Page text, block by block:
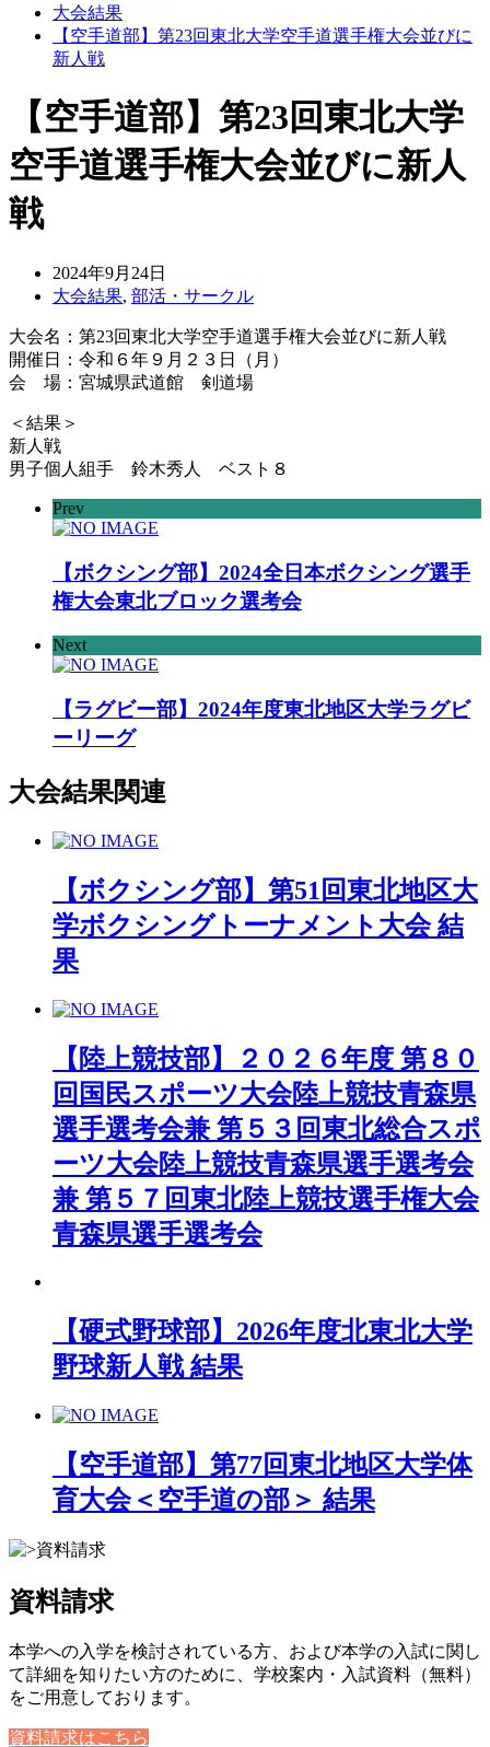
大会結果
【空手道部】第23回東北大学空手道選手権大会並びに
新人戦
【空手道部】第23回東北大学
空手道選手権大会並びに新人
戦
2024年9月24日
大会結果, 部活・サークル
大会名：第23回東北大学空手道選手権大会並びに新人戦
開催日：令和６年９月２３日（月）
会 場：宮城県武道館 剣道場
＜結果＞
新人戦
男子個人組手 鈴木秀人 ベスト８
Prev
【ボクシング部】2024全日本ボクシング選手
権大会東北ブロック選考会
Next
【ラグビー部】2024年度東北地区大学ラグビ
ーリーグ
大会結果関連
【ボクシング部】第51回東北地区大
学ボクシングトーナメント大会 結
果
【陸上競技部】２０２６年度 第８０
回国民スポーツ大会陸上競技青森県
選手選考会兼 第５３回東北総合スポ
ーツ大会陸上競技青森県選手選考会
兼 第５７回東北陸上競技選手権大会
青森県選手選考会
【硬式野球部】2026年度北東北大学
野球新人戦 結果
【空手道部】第77回東北地区大学体
育大会＜空手道の部＞ 結果
資料請求
本学への入学を検討されている方、および本学の入試に関し
て詳細を知りたい方のために、学校案内・入試資料（無料）
をご用意しております。
資料請求はこちら